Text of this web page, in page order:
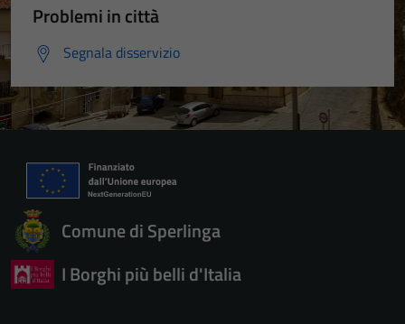
Problemi in città
Segnala disservizio
Comune di Sperlinga
I Borghi più belli d'Italia